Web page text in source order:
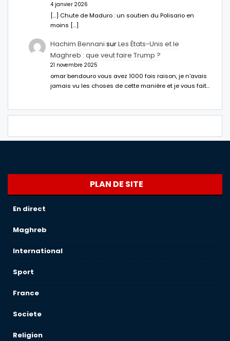
4 janvier 2026
[…] Chute de Maduro : un soutien du Polisario en
moins […]
Hachim Bennani surLes États-Unis et le
Maghreb : que veut faire Trump ?
21 novembre 2025
omar bendouro vous avez 1000 fois raison, je n'avais
jamais vu les choses de cette manière et je vous fait…
PLAN DE SITE
En direct
Maghreb
International
Sport
France
Societe
Religion